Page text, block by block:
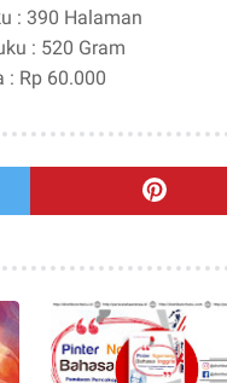
: 390 Halaman
: 520 Gram
: Rp 60.000